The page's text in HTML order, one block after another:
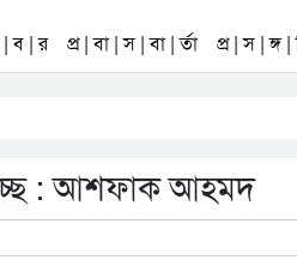
| ব | র প্র | বা | স | বা | র্তা প্র | স | ঙ্গ
: আশফাক আহমদ